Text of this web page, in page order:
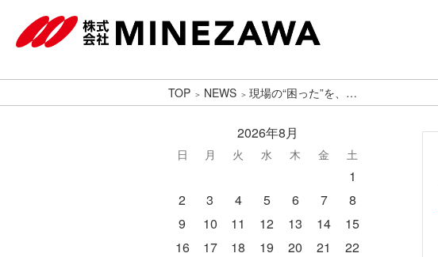
TOP NEWS 現場の“困った”を、…
2026年8月
日 月 火 水 木 金 土
1
2
3 4 5 6 7
8
9
10 11 12 13 14
15
16
17 18 19 20 21
22